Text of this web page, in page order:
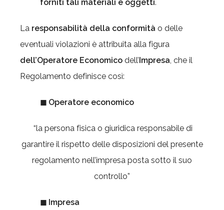
forniti tali materiali e oggetti.
La responsabilità della conformità o delle
eventuali violazioni è attribuita alla figura
dell’Operatore Economico dell’Impresa, che il
Regolamento definisce così:
◼ Operatore economico
“la persona fisica o giuridica responsabile di
garantire il rispetto delle disposizioni del presente
regolamento nell’impresa posta sotto il suo
controllo”
◼ Impresa